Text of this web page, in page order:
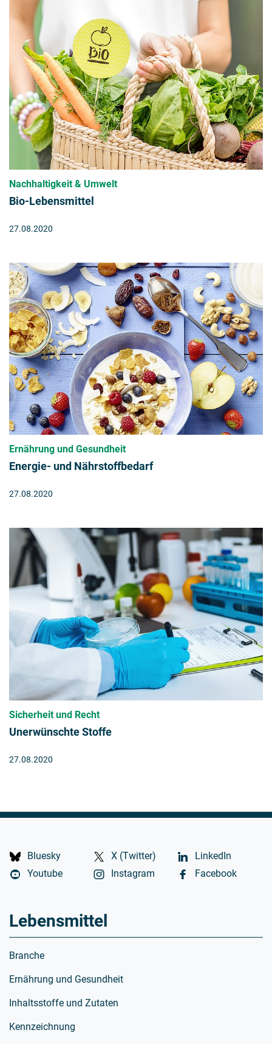
Nachhaltigkeit & Umwelt
Bio-Lebensmittel
27.08.2020
Ernährung und Gesundheit
Energie- und Nährstoffbedarf
27.08.2020
Sicherheit und Recht
Unerwünschte Stoffe
27.08.2020
Bluesky X (Twitter)
LinkedIn
Youtube
Instagram Facebook
Lebensmittel
Branche
Ernährung und Gesundheit
Inhaltsstoffe und Zutaten
Kennzeichnung